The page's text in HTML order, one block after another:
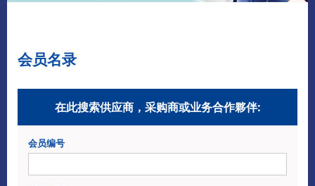
会员名录
在此搜索供应商，采购商或业务合作夥伴:
会员编号